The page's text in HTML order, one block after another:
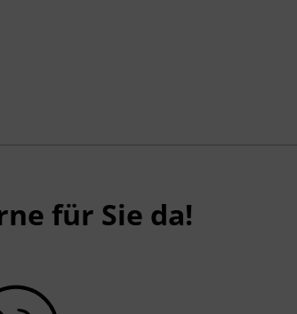
für Sie da!